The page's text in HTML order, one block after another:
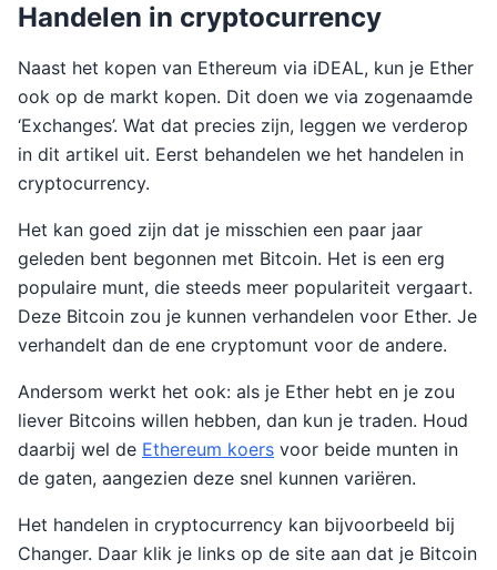
Handelen in cryptocurrency
Naast het kopen van Ethereum via iDEAL, kun je Ether
ook op de markt kopen. Dit doen we via zogenaamde
‘Exchanges’. Wat dat precies zijn, leggen we verderop
in dit artikel uit. Eerst behandelen we het handelen in
cryptocurrency.
Het kan goed zijn dat je misschien een paar jaar
geleden bent begonnen met Bitcoin. Het is een erg
populaire munt, die steeds meer populariteit vergaart.
Deze Bitcoin zou je kunnen verhandelen voor Ether. Je
verhandelt dan de ene cryptomunt voor de andere.
Andersom werkt het ook: als je Ether hebt en je zou
liever Bitcoins willen hebben, dan kun je traden. Houd
daarbij wel de Ethereum koers voor beide munten in
de gaten, aangezien deze snel kunnen variëren.
Het handelen in cryptocurrency kan bijvoorbeeld bij
Changer. Daar klik je links op de site aan dat je Bitcoin